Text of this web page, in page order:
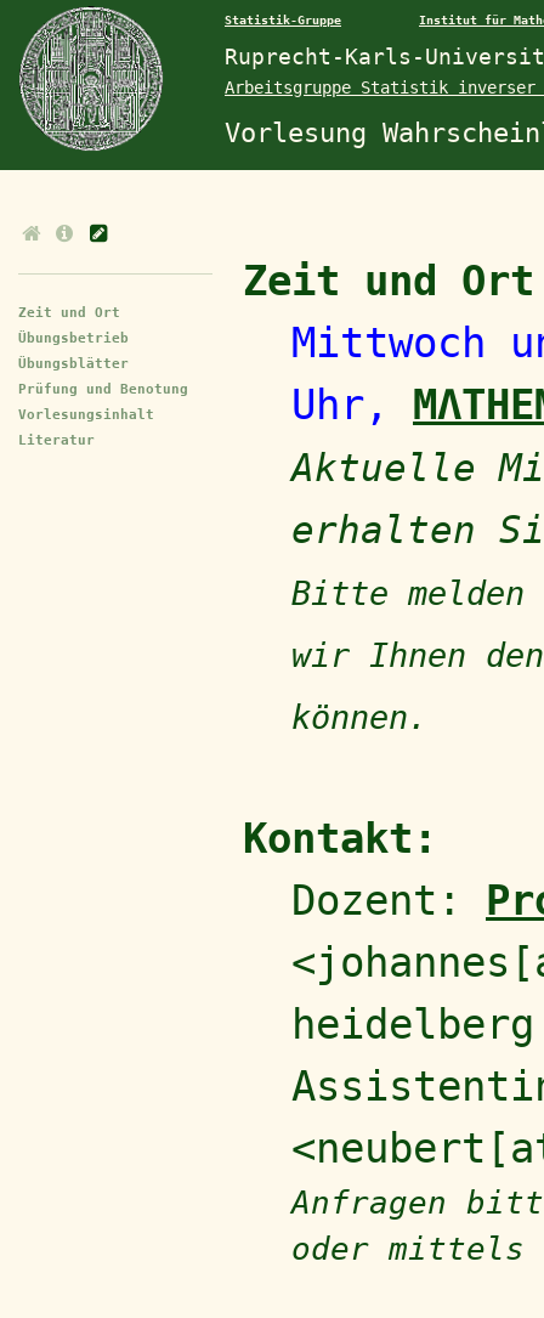
Statistik-Gruppe Institut für
Ruprecht-Karls-
Arbeitsgruppe Statistik inverser
Vorlesung
Zeit und Ort
Übungsbetrieb
Übungsblätter
Prüfung und Benotung
Vorlesungsinhalt
Literatur
Zeit und
Mittwoch
Uhr,
Aktuelle
erhalten
Bitte
wir Ihnen
können.
Kontakt:
Dozent:
Anfragen
oder mittels